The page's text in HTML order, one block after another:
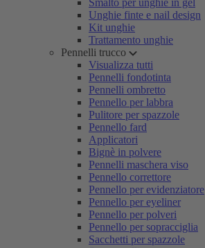
Smalto per unghie in gel
Unghie finte e nail design
Kit unghie
Trattamento unghie
Pennelli trucco
Visualizza tutti
Pennelli fondotinta
Pennelli ombretto
Pennello per labbra
Pulitore per spazzole
Pennello fard
Applicatori
Bignè in polvere
Pennelli maschera viso
Pennello correttore
Pennello per evidenziatore
Pennello per eyeliner
Pennello per polveri
Pennello per sopracciglia
Sacchetti per spazzole